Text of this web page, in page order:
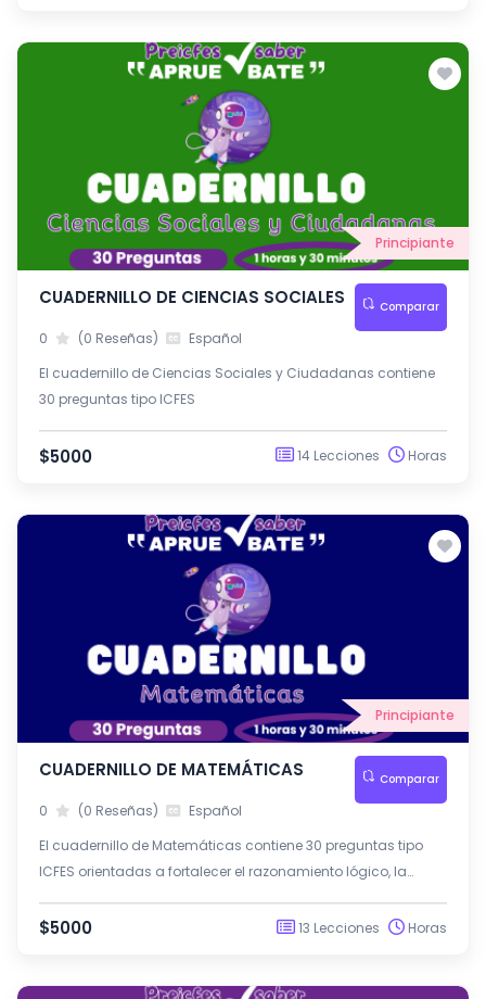
Principiante
CUADERNILLO DE CIENCIAS SOCIALES Comparar
0 (0 Reseñas)
Español
El cuadernillo de Ciencias Sociales y Ciudadanas contiene
30 preguntas tipo ICFES
$5000 14 Lecciones Horas
Principiante
CUADERNILLO DE MATEMÁTICAS Comparar
0 (0 Reseñas)
Español
El cuadernillo de Matemáticas contiene 30 preguntas tipo
ICFES orientadas a fortalecer el razonamiento lógico, la
matemática
$5000 13 Lecciones Horas